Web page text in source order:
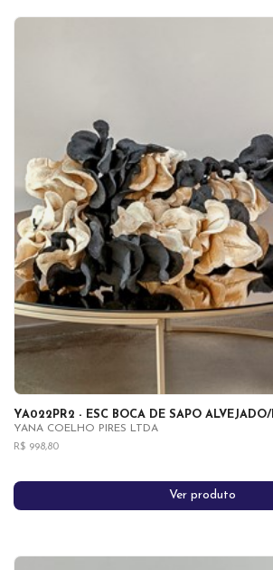
YA022PR2 - ESC BOCA DE SAPO ALVEJADO/
YANA COELHO PIRES LTDA
R$ 998,80
Ver produto